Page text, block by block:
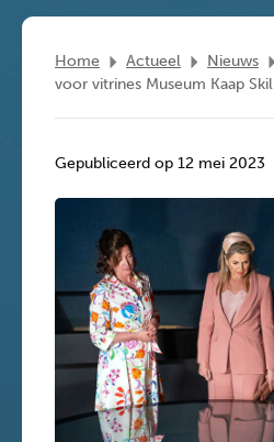
Home Actueel Nieuws
voor vitrines Museum Kaap Skil
Gepubliceerd op 12 mei 2023